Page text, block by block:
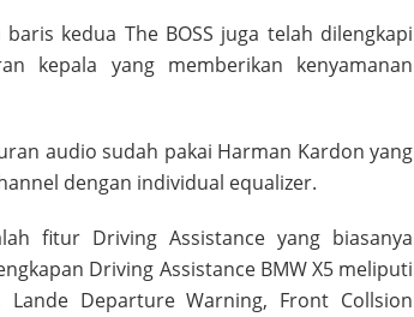
kedua The BOSS juga telah dilengkapi
kepala yang memberikan kenyamanan
audio sudah pakai Harman Kardon yang
dengan individual equalizer.
fitur Driving Assistance yang biasanya
Driving Assistance BMW X5 meliputi
Departure Warning, Front Collsion